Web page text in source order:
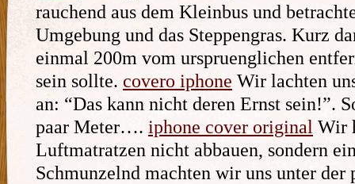
rauchend aus dem Kleinbus und
Umgebung und das Steppengras. Kurz
einmal 200m vom urspruenglichen
sein sollte. covero iphone Wir lachten
an: “Das kann nicht deren Ernst sein!”.
paar Meter…. iphone cover original Wir
Luftmatratzen nicht abbauen, sondern
Schmunzelnd machten wir uns unter der